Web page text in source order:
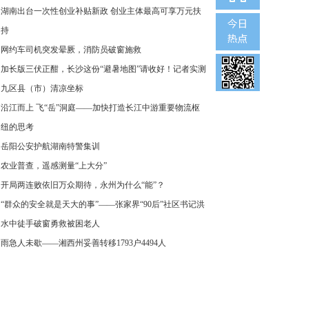
湖南出台一次性创业补贴新政 创业主体最高可享万元扶
持
网约车司机突发晕厥，消防员破窗施救
加长版三伏正酣，长沙这份“避暑地图”请收好！记者实测
九区县（市）清凉坐标
沿江而上 飞“岳”洞庭——加快打造长江中游重要物流枢
纽的思考
岳阳公安护航湖南特警集训
农业普查，遥感测量“上大分”
开局两连败依旧万众期待，永州为什么“能”？
“群众的安全就是天大的事”——张家界“90后”社区书记洪
水中徒手破窗勇救被困老人
雨急人未歇——湘西州妥善转移1793户4494人